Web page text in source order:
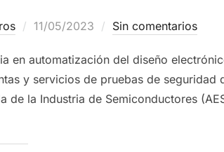
11/05/2023 Sin comentarios
en automatización del diseño
y servicios de pruebas de seguridad
de la Industria de Semiconductores